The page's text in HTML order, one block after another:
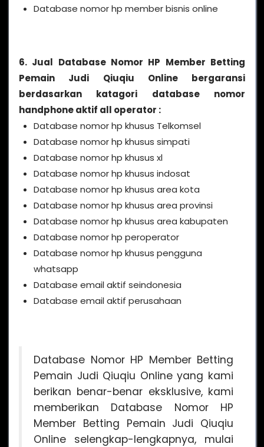
Database nomor hp member bisnis online
6. Jual Database Nomor HP Member Betting
Pemain Judi Qiuqiu Online bergaransi
berdasarkan katagori database nomor
handphone aktif all operator :
Database nomor hp khusus Telkomsel
Database nomor hp khusus simpati
Database nomor hp khusus xl
Database nomor hp khusus indosat
Database nomor hp khusus area kota
Database nomor hp khusus area provinsi
Database nomor hp khusus area kabupaten
Database nomor hp peroperator
Database nomor hp khusus pengguna
whatsapp
Database email aktif seindonesia
Database email aktif perusahaan
Database Nomor HP Member Betting
Pemain Judi Qiuqiu Online yang kami
berikan benar-benar eksklusive, kami
memberikan Database Nomor HP
Member Betting Pemain Judi Qiuqiu
Online selengkap-lengkapnya, mulai